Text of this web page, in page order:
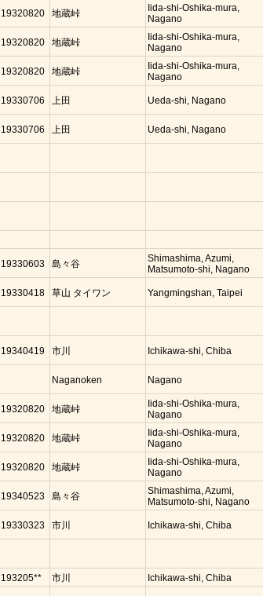
19320820 地蔵峠
Iida-shi-Oshika-mura,
Nagano
19320820 地蔵峠
Iida-shi-Oshika-mura,
Nagano
19320820 地蔵峠
Iida-shi-Oshika-mura,
Nagano
19330706 上田 Ueda-shi, Nagano
19330706 上田 Ueda-shi, Nagano
19330603 島々谷
Shimashima, Azumi,
Matsumoto-shi, Nagano
19330418 草山 タイワン Yangmingshan, Taipei
19340419 市川 Ichikawa-shi, Chiba
Naganoken Nagano
19320820 地蔵峠
Iida-shi-Oshika-mura,
Nagano
19320820 地蔵峠
Iida-shi-Oshika-mura,
Nagano
19320820 地蔵峠
Iida-shi-Oshika-mura,
Nagano
19340523 島々谷
Shimashima, Azumi,
Matsumoto-shi, Nagano
19330323 市川 Ichikawa-shi, Chiba
193205** 市川 Ichikawa-shi, Chiba